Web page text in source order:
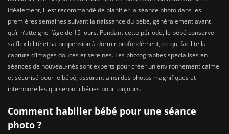
Idéalement, il est recommandé de planifier la séance photo dans les
premières semaines suivant la naissance du bébé, généralement avant
qu’il n’atteigne l’âge de 15 jours. Pendant cette période, le bébé conserve
sa flexibilité et sa propension à dormir profondément, ce qui facilite la
capture d’images douces et sereines. Les photographes spécialisés en
séances de nouveau-nés sont experts pour créer un environnement calme
et sécurisé pour le bébé, assurant ainsi des photos magnifiques et
intemporelles qui seront chéries pour toujours.
Comment habiller bébé pour une séance
photo ?